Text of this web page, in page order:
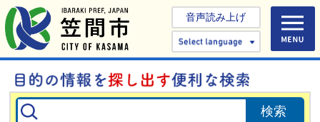
音声読み上げ
Select